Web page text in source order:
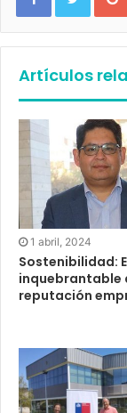
Artículos
1 abril, 2024
Sostenibilidad:
inquebrantable
reputación